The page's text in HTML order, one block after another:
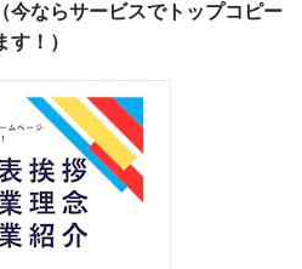
今ならサービスでトップコピー
！）